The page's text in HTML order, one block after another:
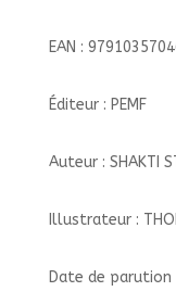
EAN :
Éditeur : PEMF
Auteur : SHAKTI
Illustrateur :
Date de parution